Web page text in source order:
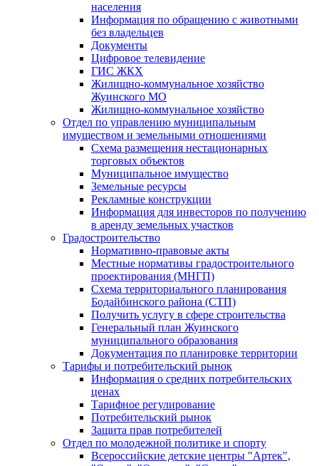
населения
Информация по обращению с животными
без владельцев
Документы
Цифровое телевидение
ГИС ЖКХ
Жилищно-коммунальное хозяйство
Жуинского МО
Жилищно-коммунальное хозяйство
Отдел по управлению муниципальным
имуществом и земельными отношениями
Схема размещения нестационарных
торговых объектов
Муниципальное имущество
Земельные ресурсы
Рекламные конструкции
Информация для инвесторов по получению
в аренду земельных участков
Градостроительство
Нормативно-правовые акты
Местные нормативы градостроительного
проектирования (МНГП)
Схема территориального планирования
Бодайбинского района (СТП)
Получить услугу в сфере строительства
Генеральный план Жуинского
муниципального образования
Документация по планировке территории
Тарифы и потребительский рынок
Информация о средних потребительских
ценах
Тарифное регулирование
Потребительский рынок
Защита прав потребителей
Отдел по молодежной политике и спорту
Всероссийские детские центры "Артек",